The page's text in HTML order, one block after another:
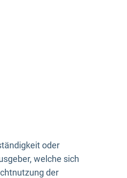
oder
welche sich
der